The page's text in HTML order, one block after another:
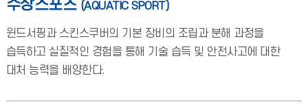
수상스포츠 (AQUATIC SPORT)
윈드서핑과 스킨스쿠버의 기본 장비의 조립과 분해 과정을
습득하고 실질적인 경험을 통해 기술 습득 및 안전사고에 대한
대처 능력을 배양한다.